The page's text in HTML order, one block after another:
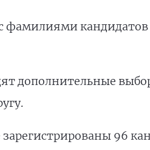
фамилиями
дополнительные
зарегистрированы 96